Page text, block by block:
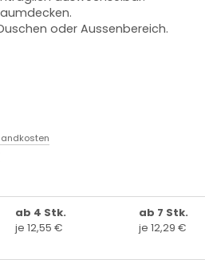
oder Aussenbereich.
ab 4 Stk.
je 12,55 €
ab 7 Stk.
je 12,29 €